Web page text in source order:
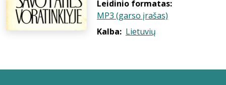
Leidinio formatas:
MP3 (garso įrašas)
Kalba: Lietuvių